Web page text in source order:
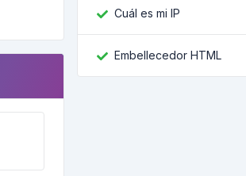
Cuál es mi IP
Embellecedor HTML